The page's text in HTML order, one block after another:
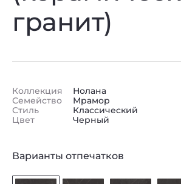
гранит)
Коллекция
Семейство
Стиль
Цвет
Нолана
Мрамор
Классический
Черный
Варианты отпечатков